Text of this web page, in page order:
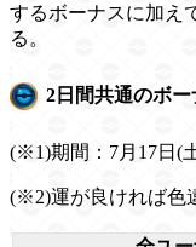
するボーナスに加え
る。
2日間共通のボー
(※1)期間：7月17日(
(※2)運が良ければ色